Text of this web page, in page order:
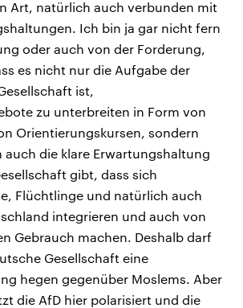
Art, natürlich auch verbunden mit
Ich bin ja gar nicht fern
oder auch von der Forderung,
es nicht nur die Aufgabe der
ist,
zu unterbreiten in Form von
Orientierungskursen, sondern
auch die klare Erwartungshaltung
gibt, dass sich
Flüchtlinge und natürlich auch
integrieren und auch von
Gebrauch machen. Deshalb darf
Gesellschaft eine
hegen gegenüber Moslems. Aber
die AfD hier polarisiert und die